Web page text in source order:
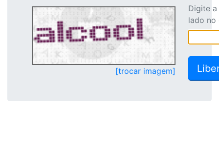
[trocar imagem]
Digite
lado no